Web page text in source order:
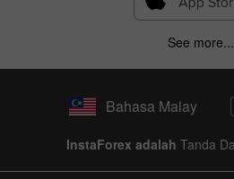
See more...
Bahasa Malay
InstaForex adalah Tanda